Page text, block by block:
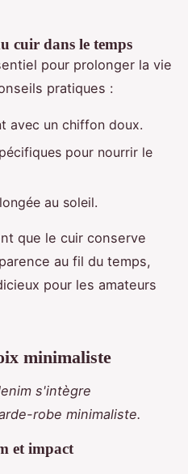
cuir dans le temps
pour prolonger la vie
pratiques :
avec un chiffon doux.
pour nourrir le
au soleil.
que le cuir conserve
au fil du temps,
pour les amateurs
minimaliste
s'intègre
robe minimaliste.
et impact